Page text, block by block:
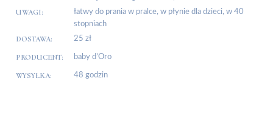
UWAGI:
łatwy do prania w pralce, w płynie dla dzieci, w 40
stopniach
DOSTAWA: 25 zł
PRODUCENT: baby d’Oro
WYSYŁKA: 48 godzin